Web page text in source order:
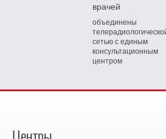
врачей
объединены
сетью с единым
консультационным
центром